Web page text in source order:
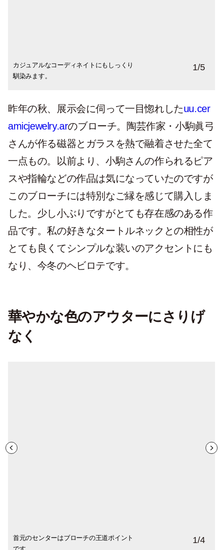
カジュアルなコーディネイトにもしっくり
馴染みます。
冬のお出かけには欠かせないワンポイン
ト。
昨年末、日本民藝館にて。ハンドメイドの
存在感が光ります。
張りのあるコットン素材のブラウスの胸元
にも付けています。
MIGO LABOでは合わせやすい黒もありま
す。
1/5
昨年の秋、展示会に伺って一目惚れしたuu.cer
amicjewelry.arのブローチ。陶芸作家・小駒眞弓
さんが作る磁器とガラスを熱で融着させた全て
一点もの。以前より、小駒さんの作られるピア
スや指輪などの作品は気になっていたのですが
このブローチには特別なご縁を感じて購入しま
した。少し小ぶりですがとても存在感のある作
品です。私の好きなタートルネックとの相性が
とても良くてシンプルな装いのアクセントにも
なり、今冬のヘビロテです。
華やかな色のアウターにさりげ
なく
首元のセンターはブローチの王道ポイント
アレンジでタートルネックのサイドネック
黒にも映えるので出番の多いブローチで
オリジナルの桐の箱に入ったブローチは特
1/4